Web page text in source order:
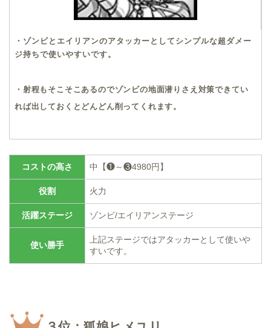
・ゾンビとエイリアンのアタッカーとしてシンプルな超ダメー
ジ持ちで使いやすいです。
・射程もそこそこあるのでゾンビの地面潜りさえ対策できてい
れば出しておくとどんどん削ってくれます。
コストの高さ 中【❶～❸4980円】
役割 火力
活躍ステージ ゾンビ/エイリアンステージ
使い勝手
上記ステージではアタッカーとして使いや
すいです。